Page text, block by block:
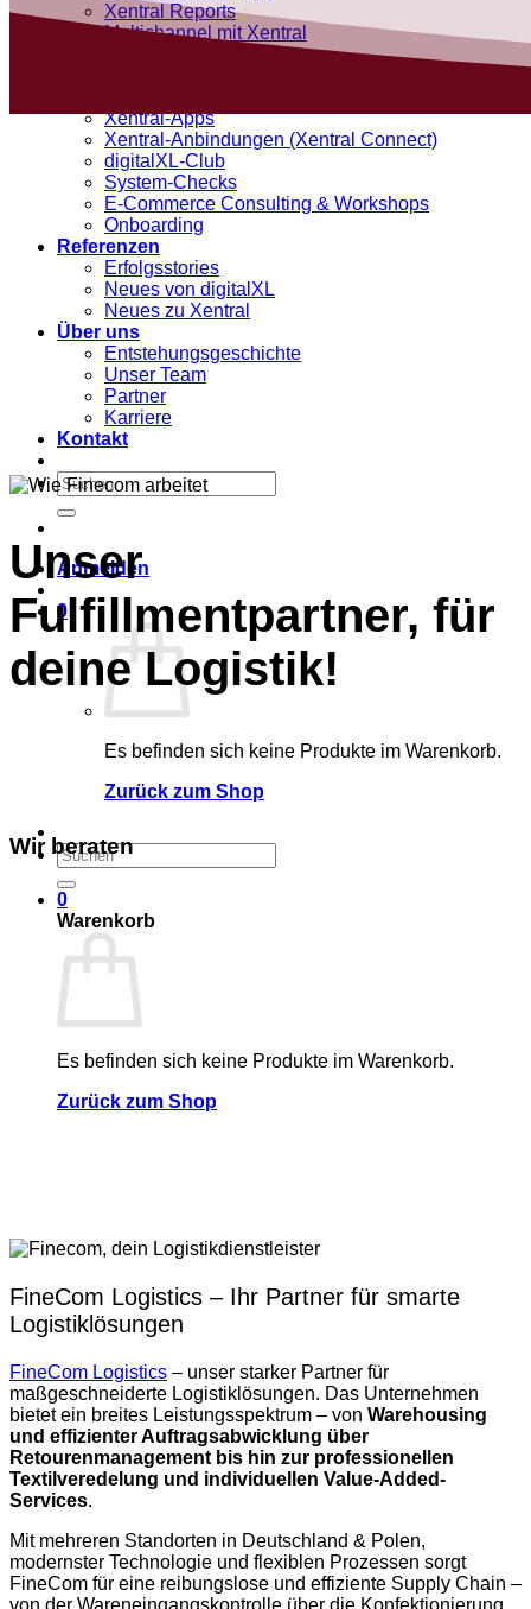
Xentral Reports
Multichannel mit Xentral
Xentral-Apps
Xentral-Anbindungen (Xentral Connect)
digitalXL-Club
System-Checks
E-Commerce Consulting & Workshops
Onboarding
Referenzen
Erfolgsstories
Neues von digitalXL
Neues zu Xentral
Über uns
Entstehungsgeschichte
Unser Team
Partner
Karriere
Kontakt
Suchen
nach:
Anmelden
0
Es befinden sich keine Produkte im Warenkorb.
Zurück zum Shop
Suchen
nach:
0
Warenkorb
Es befinden sich keine Produkte im Warenkorb.
Zurück zum Shop
Unser
Fulfillmentpartner, für
deine Logistik!
Wir beraten
FineCom Logistics – Ihr Partner für smarte
Logistiklösungen
FineCom Logistics – unser starker Partner für
maßgeschneiderte Logistiklösungen. Das Unternehmen
bietet ein breites Leistungsspektrum – von Warehousing
und effizienter Auftragsabwicklung über
Retourenmanagement bis hin zur professionellen
Textilveredelung und individuellen Value-Added-
Services.
Mit mehreren Standorten in Deutschland & Polen,
modernster Technologie und flexiblen Prozessen sorgt
FineCom für eine reibungslose und effiziente Supply Chain –